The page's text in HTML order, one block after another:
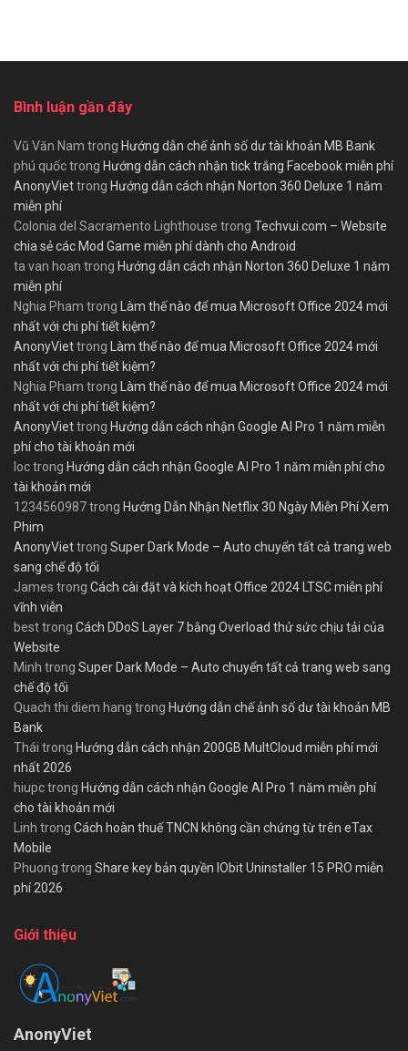
Bình luận gần đây
Vũ Văn Nam trong Hướng dẫn chế ảnh số dư tài khoản MB Bank
phú quốctrong Hướng dẫn cách nhận tick trắng Facebook miễn phí
AnonyViettrong Hướng dẫn cách nhận Norton 360 Deluxe 1 năm
miễn phí
Colonia del Sacramento Lighthouse trong Techvui.com – Website
chia sẻ các Mod Game miễn phí dành cho Android
ta van hoan trong Hướng dẫn cách nhận Norton 360 Deluxe 1 năm
miễn phí
Nghia Pham trong Làm thế nào để mua Microsoft Office 2024 mới
nhất với chi phí tiết kiệm?
AnonyViettrong Làm thế nào để mua Microsoft Office 2024 mới
nhất với chi phí tiết kiệm?
Nghia Pham trong Làm thế nào để mua Microsoft Office 2024 mới
nhất với chi phí tiết kiệm?
AnonyViettrong Hướng dẫn cách nhận Google AI Pro 1 năm miễn
phí cho tài khoản mới
loctrong Hướng dẫn cách nhận Google AI Pro 1 năm miễn phí cho
tài khoản mới
1234560987trong Hướng Dẫn Nhận Netflix 30 Ngày Miễn Phí Xem
Phim
AnonyViettrong Super Dark Mode – Auto chuyển tất cả trang web
sang chế độ tối
James trong Cách cài đặt và kích hoạt Office 2024 LTSC miễn phí
vĩnh viễn
besttrong Cách DDoS Layer 7 bằng Overload thử sức chịu tải của
Website
Minh trong Super Dark Mode – Auto chuyển tất cả trang web sang
chế độ tối
Quach thi diem hang trong Hướng dẫn chế ảnh số dư tài khoản MB
Bank
Thái trong Hướng dẫn cách nhận 200GB MultCloud miễn phí mới
nhất 2026
hiupctrong Hướng dẫn cách nhận Google AI Pro 1 năm miễn phí
cho tài khoản mới
Linh trong Cách hoàn thuế TNCN không cần chứng từ trên eTax
Mobile
Phuong trong Share key bản quyền IObit Uninstaller 15 PRO miễn
phí 2026
Giới thiệu
AnonyViet